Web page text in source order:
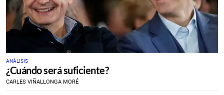
ANÁLISIS
¿Cuándo será suficiente?
CARLES VIÑALLONGA MORÉ